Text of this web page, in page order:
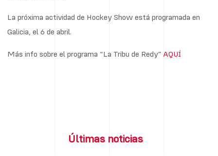
La próxima actividad de Hockey Show está programada en
Galicia, el 6 de abril.
Más info sobre el programa “La Tribu de Redy” AQUÍ
Últimas noticias